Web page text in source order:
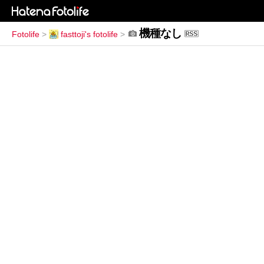
Fotolife > fasttoji's fotolife > 機種なし